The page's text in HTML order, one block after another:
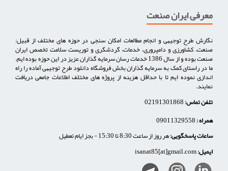
معرفی ایران صنعت
نگارش طرح توجیهی و انجام مطالعات امکان سنجی در حوزه های مختلف از قبیل:
صنعت، کشاورزی و دامپروری، خدمات، گردشگری و توریست سلامت تخصص ایران
صنعت بوده و از سال 1386 خدمات رسان سرمایه گذاران عزیز در این حوزه بوده ایم.
ما در راستای کمک به سرمایه گذاران بخش فروشگاه دانلود طرح توجیهی آماده را راه
اندازی نموده ایم تا با حداقل هزینه از پروژه های مختلف اطلاعات جامعی دریافت
نمایند.
تلفن تماس:
همراه :
ساعات پاسخگویی:هر روز از ساعت 8:30 تا 15:30 - بجز ایام تعطیل
ایمیل: